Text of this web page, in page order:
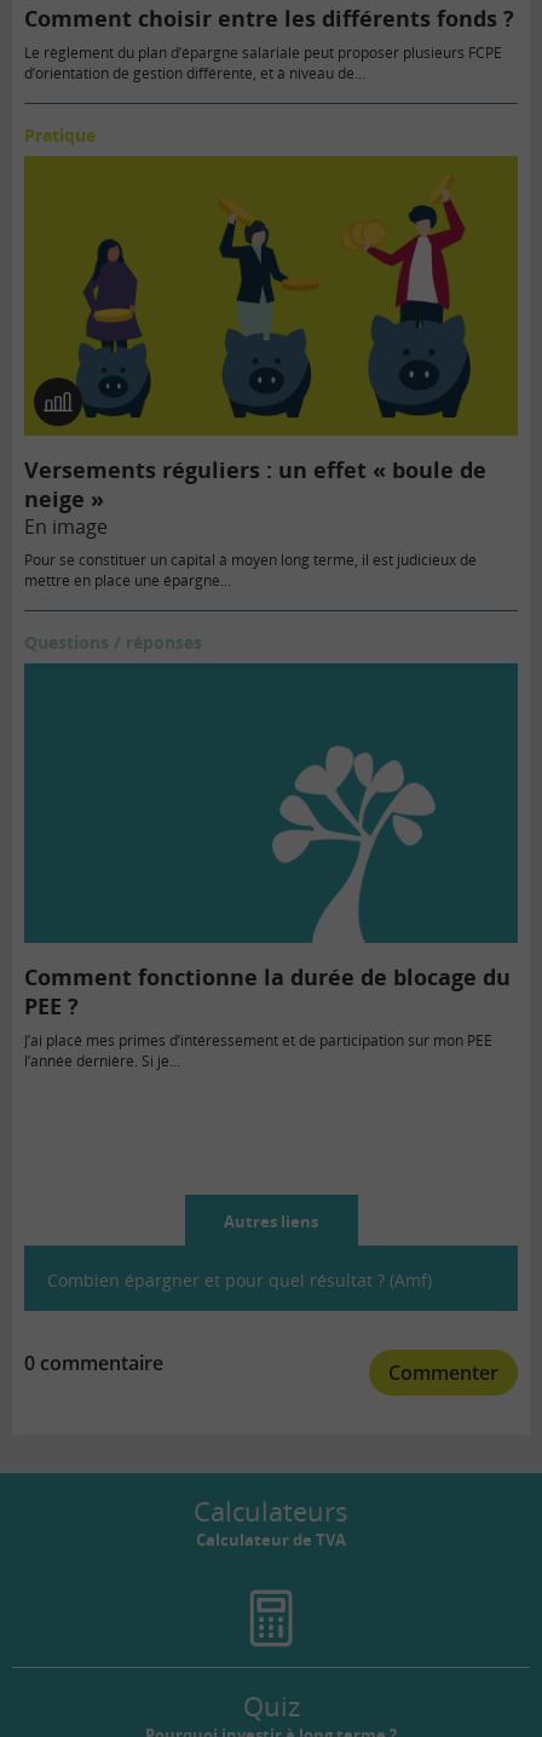
Comment choisir entre les différents fonds ?
Le règlement du plan d’épargne salariale peut proposer plusieurs FCPE
d’orientation de gestion différente, et à niveau de…
Pratique
En
image
Versements réguliers : un effet « boule de
neige »
En image
Pour se constituer un capital à moyen long terme, il est judicieux de
mettre en place une épargne…
Questions / réponses
Comment fonctionne la durée de blocage du
PEE ?
J’ai placé mes primes d’intéressement et de participation sur mon PEE
l’année dernière. Si je...
Autres liens
Combien épargner et pour quel résultat ? (Amf)
0 commentaire Commenter
Calculateurs
Calculateur de TVA
Quiz